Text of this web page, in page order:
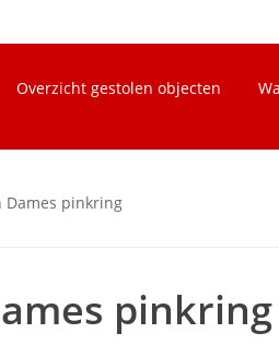
Overzicht gestolen objecten
Dames pinkring
pinkring